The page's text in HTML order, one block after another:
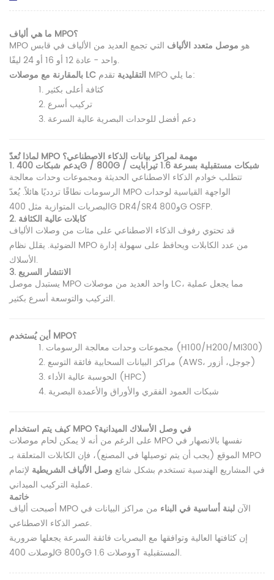
ما هي ألياف MPO؟
MPO هو موصل متعدد الألياف التي تجمع العديد من الألياف في قابس
واحد - عادة 12 أو 16 أو 24 ليفًا.
بالمقارنة مع موصلات LC التقليدية
تقدم MPO ما يلي:
1. كثافة أعلى بكثير
2. تركيب أسرع
3. دعم أفضل للوحدات البصرية عالية السرعة
لماذا تُعدّ MPO مهمة لمراكز بيانات الذكاء الاصطناعي؟
1. يدعم شبكات 400G / 800G / شبكات مستقبلية بسرعة 1.6 تيرابايت
تتطلب خوادم الذكاء الاصطناعي الحديثة ومجموعات وحدات معالجة
الرسومات نطاقًا تردديًا هائلاً. يُعدّ MPO الواجهة القياسية لوحدات
البصريات المتوازية مثل 400G DR4/SR4 و800G OSFP.
2. كابلات عالية الكثافة
قد تحتوي رفوف الذكاء الاصطناعي على مئات من وصلات الألياف
الضوئية. يقلل نظام MPO من عدد الكابلات ويحافظ على سهولة إدارة
الأسلاك.
3. الانتشار السريع
يستبدل موصل MPO واحد العديد من موصلات LC، مما يجعل عملية
التركيب والتوسعة أسرع بكثير.
أين يُستخدم MPO؟
1.
مجموعات وحدات معالجة الرسومات (H100/H200/MI300)
2.
مراكز البيانات السحابية فائقة التوسع (AWS، جوجل، أزور)
3.
الحوسبة عالية الأداء (HPC)
4. شبكات العمود الفقري والأوراق والأعمدة البصرية
كيف يتم استخدام MPO في وصل الأسلاك الميدانية؟
على الرغم من أنه لا يمكن لحام موصلات MPO نفسها بالانصهار في
الموقع (يجب أن يتم توصيلها في المصنع)، فإن الكابلات المتعلقة بـ MPO
في المشاريع الهندسية تستخدم بشكل شائع وصل الألياف الشريطية لإتمام
عملية التركيب الميداني.
خاتمة
أصبحت ألياف MPO الآن لبنة أساسية في البناء من مراكز البيانات في
عصر الذكاء الاصطناعي.
إن كثافتها العالية وتوافقها مع البصريات فائقة السرعة يجعلها ضرورية
لوصلات 400G و800G ووصلات 1.6T المستقبلية.